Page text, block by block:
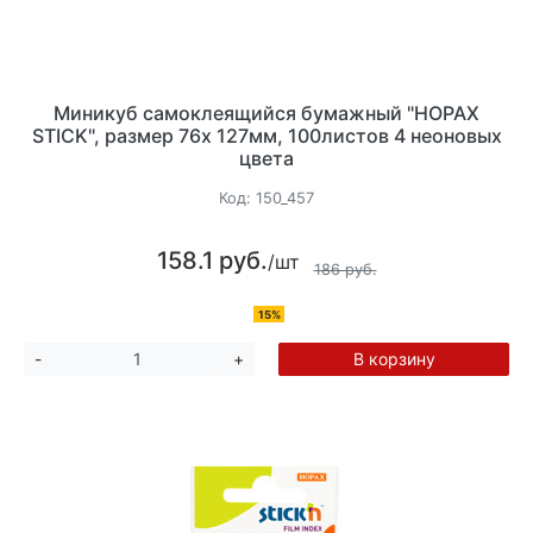
Миникуб самоклеящийся бумажный "HOPAX
STICK", размер 76х 127мм, 100листов 4 неоновых
цвета
Код: 150_457
158.1 руб./шт 186 руб.
15%
- + В корзину